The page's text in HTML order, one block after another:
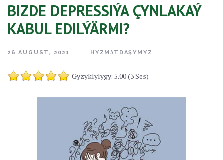
BIZDE DEPRESSIÝA ÇYNLAKAÝ
KABUL EDILÝÄRMI?
26 AUGUST, 2021 HYZMATDAŞYMYZ
Gyzyklylygy: 5.00 (3 Ses)